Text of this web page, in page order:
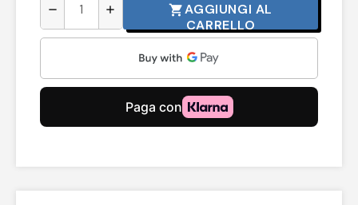
remove add shopping_cartAGGIUNGI AL
CARRELLO